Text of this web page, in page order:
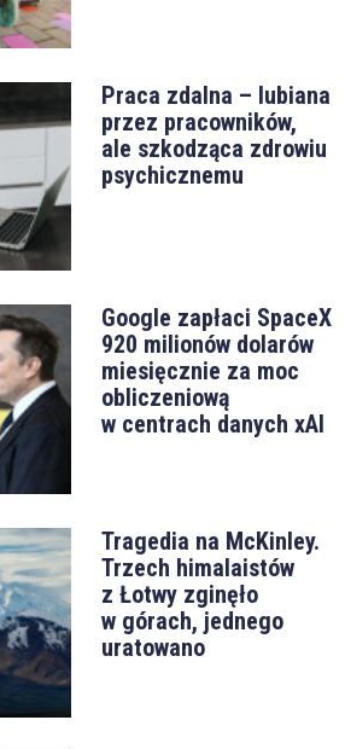
Praca zdalna – lubiana
przez pracowników,
ale szkodząca zdrowiu
psychicznemu
Google zapłaci SpaceX
920 milionów dolarów
miesięcznie za moc
obliczeniową
w centrach danych xAI
Tragedia na McKinley.
Trzech himalaistów
z Łotwy zginęło
w górach, jednego
uratowano